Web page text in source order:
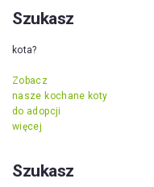
Szukasz
kota?
Zobacz
nasze kochane koty
do adopcji
więcej
Szukasz